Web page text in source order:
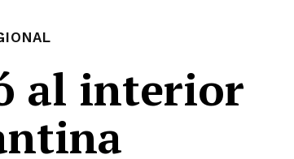
al interior